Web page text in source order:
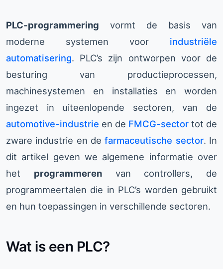
PLC-programmering vormt de basis van
moderne systemen voor industriële
automatisering. PLC’s zijn ontworpen voor de
besturing van productieprocessen,
machinesystemen en installaties en worden
ingezet in uiteenlopende sectoren, van de
automotive-industrie en de FMCG-sector tot de
zware industrie en defarmaceutische sector. In
dit artikel geven we algemene informatie over
het programmerenvan controllers, de
programmeertalen die in PLC’s worden gebruikt
en hun toepassingen in verschillende sectoren.
Wat is een PLC?